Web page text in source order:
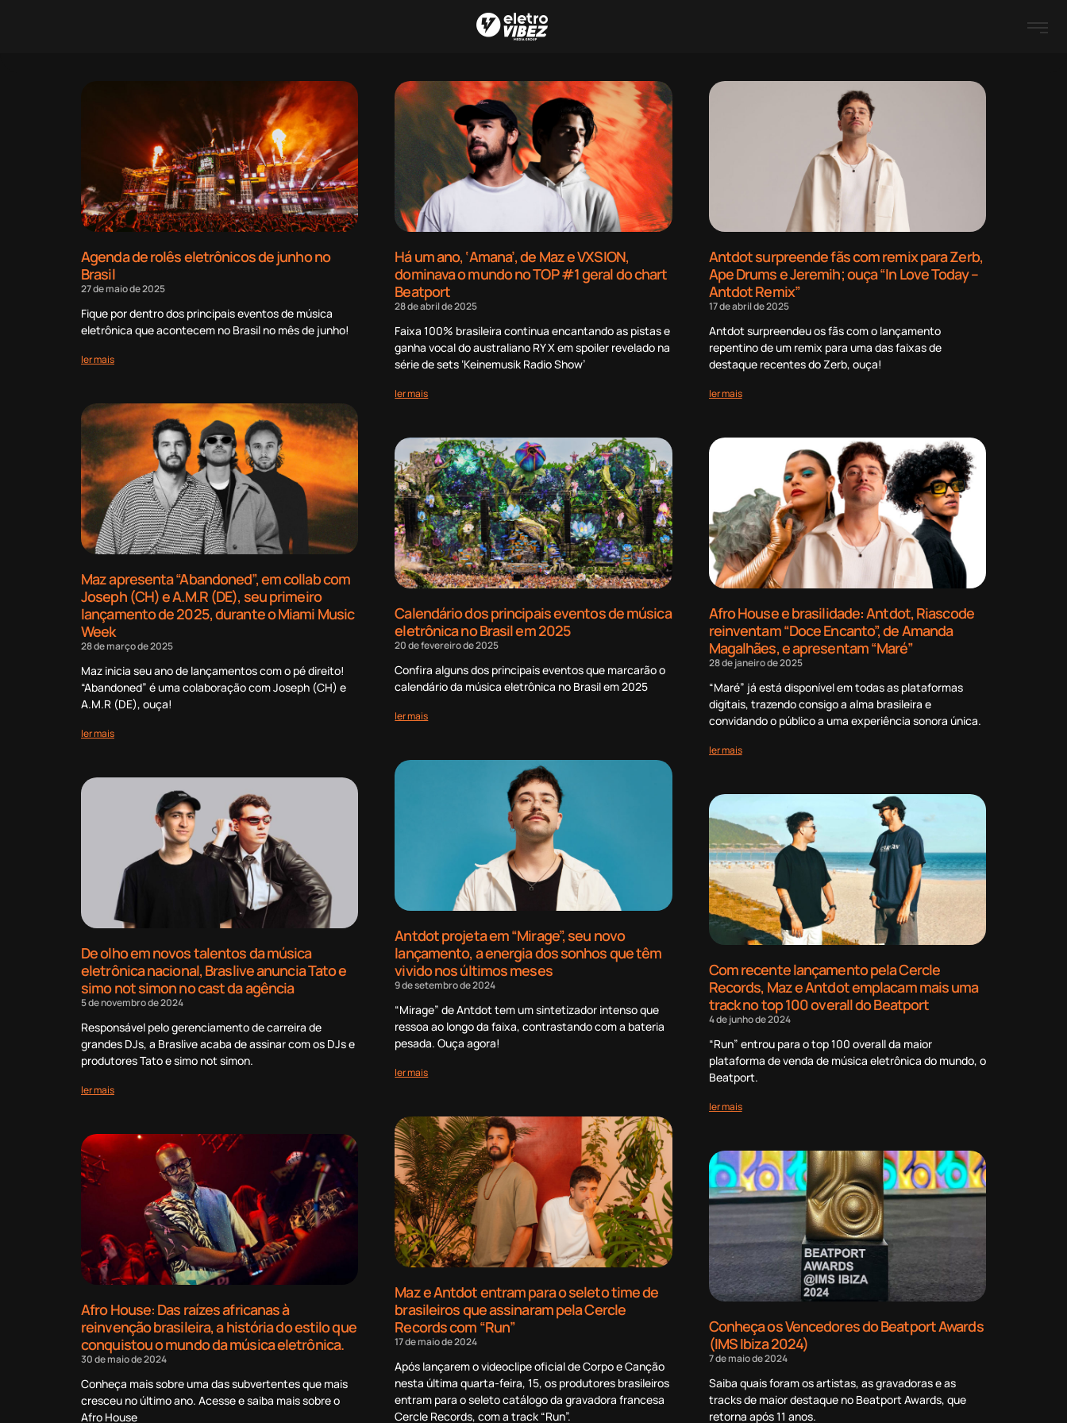
Agenda de rolês eletrônicos de junho no
Brasil
27 de maio de 2025
Fique por dentro dos principais eventos de música
eletrônica que acontecem no Brasil no mês de junho!
ler mais
Há um ano, ‘Amana’, de Maz e VXSION,
dominava o mundo no TOP #1 geral do chart
Beatport
28 de abril de 2025
Faixa 100% brasileira continua encantando as pistas e
ganha vocal do australiano RY X em spoiler revelado na
série de sets ‘Keinemusik Radio Show’
ler mais
Antdot surpreende fãs com remix para Zerb,
Ape Drums e Jeremih; ouça “In Love Today –
Antdot Remix”
17 de abril de 2025
Antdot surpreendeu os fãs com o lançamento
repentino de um remix para uma das faixas de
destaque recentes do Zerb, ouça!
ler mais
Maz apresenta “Abandoned”, em collab com
Joseph (CH) e A.M.R (DE), seu primeiro
lançamento de 2025, durante o Miami Music
Week
28 de março de 2025
Maz inicia seu ano de lançamentos com o pé direito!
“Abandoned” é uma colaboração com Joseph (CH) e
A.M.R (DE), ouça!
ler mais
Calendário dos principais eventos de música
eletrônica no Brasil em 2025
20 de fevereiro de 2025
Confira alguns dos principais eventos que marcarão o
calendário da música eletrônica no Brasil em 2025
ler mais
Afro House e brasilidade: Antdot, Riascode
reinventam “Doce Encanto”, de Amanda
Magalhães, e apresentam “Maré”
28 de janeiro de 2025
“Maré” já está disponível em todas as plataformas
digitais, trazendo consigo a alma brasileira e
convidando o público a uma experiência sonora única.
ler mais
De olho em novos talentos da música
eletrônica nacional, Braslive anuncia Tato e
simo not simon no cast da agência
5 de novembro de 2024
Responsável pelo gerenciamento de carreira de
grandes DJs, a Braslive acaba de assinar com os DJs e
produtores Tato e simo not simon.
ler mais
Antdot projeta em “Mirage”, seu novo
lançamento, a energia dos sonhos que têm
vivido nos últimos meses
9 de setembro de 2024
“Mirage” de Antdot tem um sintetizador intenso que
ressoa ao longo da faixa, contrastando com a bateria
pesada. Ouça agora!
ler mais
Com recente lançamento pela Cercle
Records, Maz e Antdot emplacam mais uma
track no top 100 overall do Beatport
4 de junho de 2024
“Run” entrou para o top 100 overall da maior
plataforma de venda de música eletrônica do mundo, o
Beatport.
ler mais
Afro House: Das raízes africanas à
reinvenção brasileira, a história do estilo que
conquistou o mundo da música eletrônica.
30 de maio de 2024
Conheça mais sobre uma das subvertentes que mais
cresceu no último ano. Acesse e saiba mais sobre o
Afro House
Maz e Antdot entram para o seleto time de
brasileiros que assinaram pela Cercle
Records com “Run”
17 de maio de 2024
Após lançarem o videoclipe oficial de Corpo e Canção
nesta última quarta-feira, 15, os produtores brasileiros
entram para o seleto catálogo da gravadora francesa
Cercle Records, com a track “Run”.
Conheça os Vencedores do Beatport Awards
(IMS Ibiza 2024)
7 de maio de 2024
Saiba quais foram os artistas, as gravadoras e as
tracks de maior destaque no Beatport Awards, que
retorna após 11 anos.